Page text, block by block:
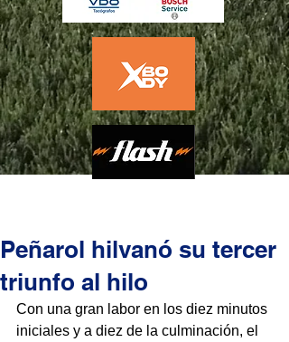
Peñarol hilvanó su tercer
triunfo al hilo
Con una gran labor en los diez minutos
iniciales y a diez de la culminación, el